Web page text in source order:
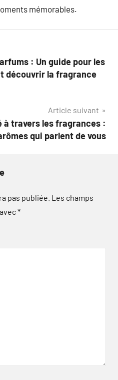
mémorables.
: Un guide pour les
découvrir la fragrance
Article suivant
travers les fragrances :
qui parlent de vous
pas publiée. Les champs
*